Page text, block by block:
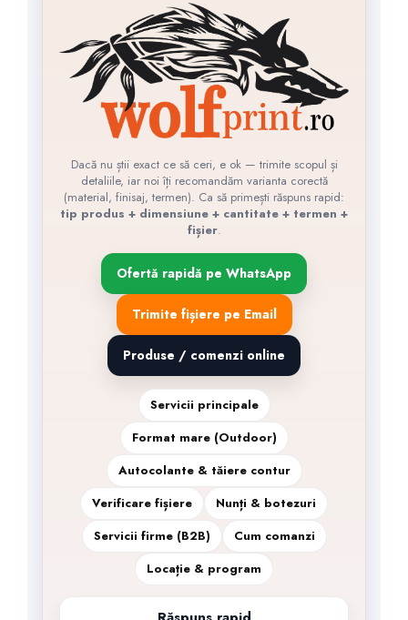
Echipamente IT si electronice
Calculatoare & servere
Laptop & notebook
Monitoare si ecrane
Plicuri de Bani & Mărturii
Servicii Tipografie
Copertare Lucrări Academice
Dacă nu știi exact ce să ceri, e ok — trimite scopul și
detaliile, iar noi îți recomandăm varianta corectă
(material, finisaj, termen). Ca să primești răspuns rapid:
tip produs + dimensiune + cantitate + termen +
fișier.
Ofertă rapidă pe WhatsApp
Trimite fișiere pe Email
Produse / comenzi online
Servicii principale
Format mare (Outdoor)
Autocolante & tăiere contur
Verificare fișiere
Nunți & botezuri
Servicii firme (B2B)
Cum comanzi
Locație & program